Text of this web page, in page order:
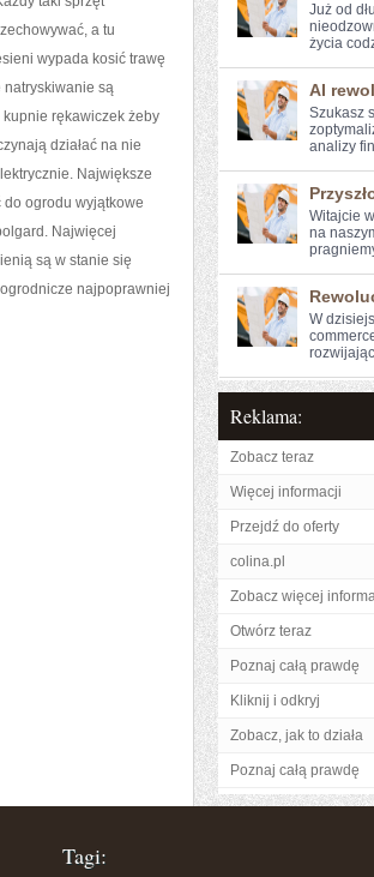
a tu
wypada kosić trawę
natryskiwanie są
rękawiczek żeby
działać na nie
Największe
do ogrodu wyjątkowe
Najwięcej
są w stanie się
najpoprawniej
Już od
życia
AI
Szukasz
analizy
Witajcie
na
W
Reklama:
Zobacz teraz
Więcej informacji
Przejdź do oferty
colina.pl
Zobacz więcej
Otwórz teraz
Poznaj całą prawdę
Kliknij i odkryj
Zobacz, jak to działa
Poznaj całą prawdę
Tagi: